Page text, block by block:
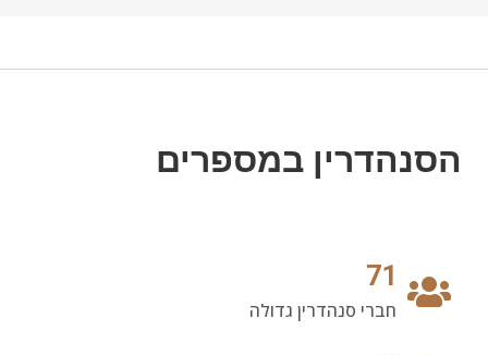
הסנהדרין במספרים
71
חברי סנהדרין גדולה